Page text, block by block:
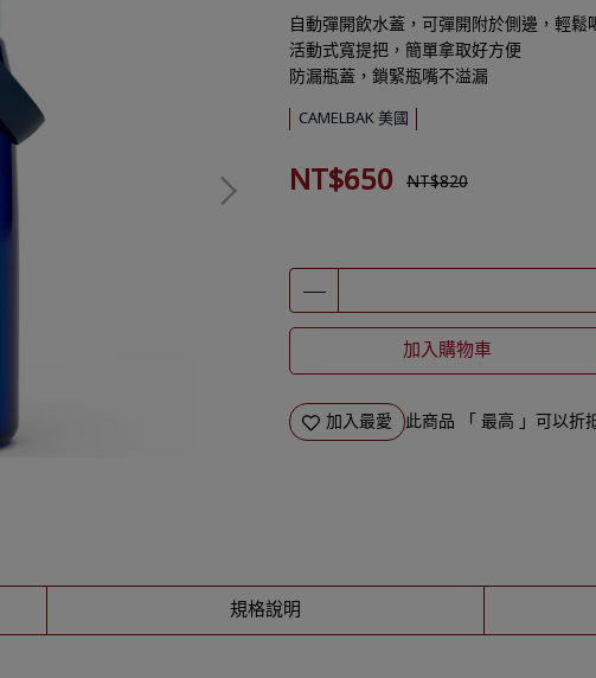
自動彈開飲水蓋，可彈開附於側邊，輕鬆
活動式寬提把，簡單拿取好方便
防漏瓶蓋，鎖緊瓶嘴不溢漏
CAMELBAK 美國
NT$650 NT$820
加入購物車
加入最愛 此商品 「 最高 」可以折
規格說明